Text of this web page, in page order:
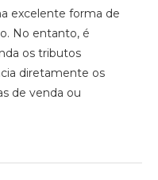
excelente forma de
No entanto, é
os tributos
diretamente os
de venda ou